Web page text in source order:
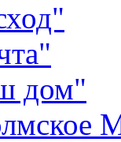
дом"